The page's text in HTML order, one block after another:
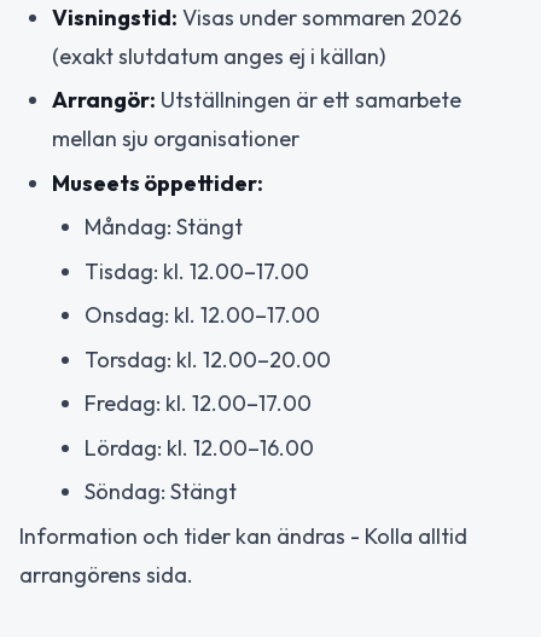
Visningstid: Visas under sommaren 2026
(exakt slutdatum anges ej i källan)
Arrangör: Utställningen är ett samarbete
mellan sju organisationer
Museets öppettider:
Måndag: Stängt
Tisdag: kl. 12.00–17.00
Onsdag: kl. 12.00–17.00
Torsdag: kl. 12.00–20.00
Fredag: kl. 12.00–17.00
Lördag: kl. 12.00–16.00
Söndag: Stängt
Information och tider kan ändras - Kolla alltid
arrangörens sida.